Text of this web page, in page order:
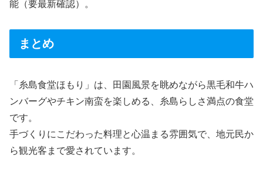
能（要最新確認）。
まとめ
「糸島食堂ほもり」は、田園風景を眺めながら黒毛和牛ハ
ンバーグやチキン南蛮を楽しめる、糸島らしさ満点の食堂
です。
手づくりにこだわった料理と心温まる雰囲気で、地元民か
ら観光客まで愛されています。